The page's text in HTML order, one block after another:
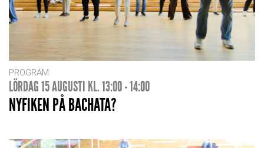
PROGRAM:
LÖRDAG 15 AUGUSTI KL. 13:00 - 14:00
NYFIKEN PÅ BACHATA?